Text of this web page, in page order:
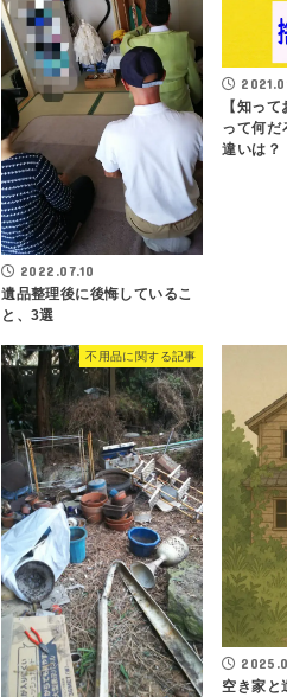
2022.07.10
遺品整理後に後悔しているこ
と、3選
【知っ
って何だ
違いは？
不用品に関する記事
空き家と